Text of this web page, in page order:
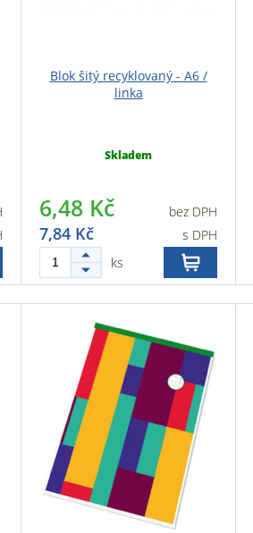
Blok šitý recyklovaný - A6 /
linka
Skladem
6,48 Kč bez DPH
7,84 Kč
s DPH
ks